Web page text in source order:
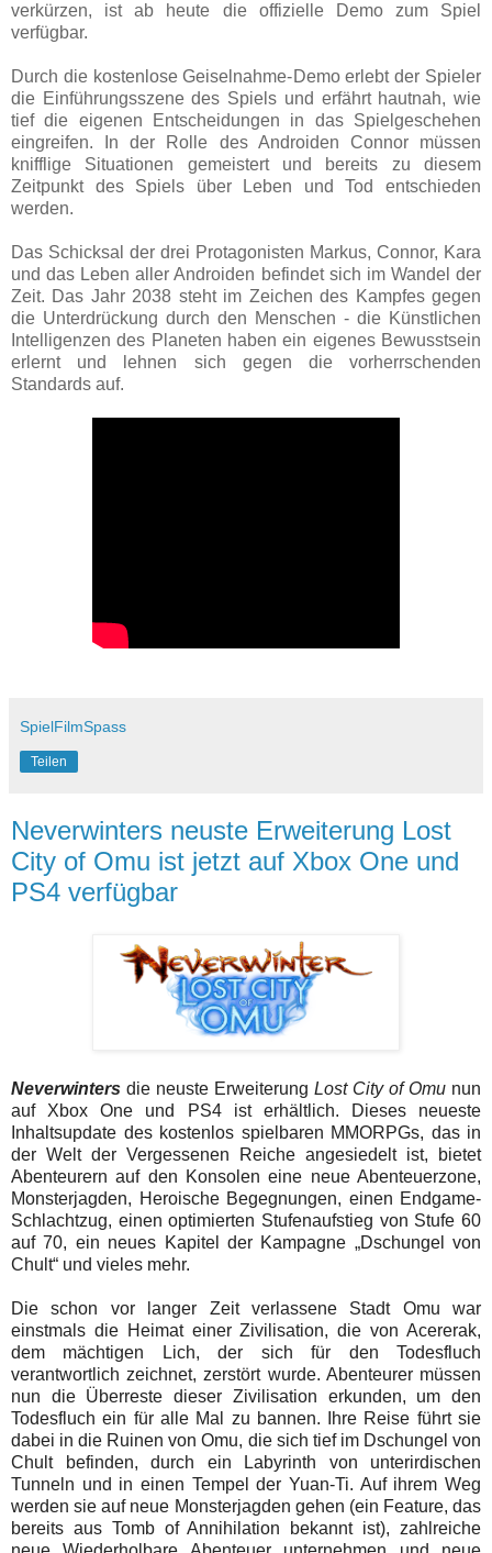
verkürzen, ist ab heute die offizielle Demo zum Spiel
verfügbar.
Durch die kostenlose Geiselnahme-Demo erlebt der Spieler
die Einführungsszene des Spiels und erfährt hautnah, wie
tief die eigenen Entscheidungen in das Spielgeschehen
eingreifen. In der Rolle des Androiden Connor müssen
knifflige Situationen gemeistert und bereits zu diesem
Zeitpunkt des Spiels über Leben und Tod entschieden
werden.
Das Schicksal der drei Protagonisten Markus, Connor, Kara
und das Leben aller Androiden befindet sich im Wandel der
Zeit. Das Jahr 2038 steht im Zeichen des Kampfes gegen
die Unterdrückung durch den Menschen - die Künstlichen
Intelligenzen des Planeten haben ein eigenes Bewusstsein
erlernt und lehnen sich gegen die vorherrschenden
Standards auf.
SpielFilmSpass
Teilen
Neverwinters neuste Erweiterung Lost
City of Omu ist jetzt auf Xbox One und
PS4 verfügbar
Neverwinters die neuste Erweiterung Lost City of Omu nun
auf Xbox One und PS4 ist erhältlich. Dieses neueste
Inhaltsupdate des kostenlos spielbaren MMORPGs, das in
der Welt der Vergessenen Reiche angesiedelt ist, bietet
Abenteurern auf den Konsolen eine neue Abenteuerzone,
Monsterjagden, Heroische Begegnungen, einen Endgame-
Schlachtzug, einen optimierten Stufenaufstieg von Stufe 60
auf 70, ein neues Kapitel der Kampagne „Dschungel von
Chult“ und vieles mehr.
Die schon vor langer Zeit verlassene Stadt Omu war
einstmals die Heimat einer Zivilisation, die von Acererak,
dem mächtigen Lich, der sich für den Todesfluch
verantwortlich zeichnet, zerstört wurde. Abenteurer müssen
nun die Überreste dieser Zivilisation erkunden, um den
Todesfluch ein für alle Mal zu bannen. Ihre Reise führt sie
dabei in die Ruinen von Omu, die sich tief im Dschungel von
Chult befinden, durch ein Labyrinth von unterirdischen
Tunneln und in einen Tempel der Yuan-Ti. Auf ihrem Weg
werden sie auf neue Monsterjagden gehen (ein Feature, das
bereits aus Tomb of Annihilation bekannt ist), zahlreiche